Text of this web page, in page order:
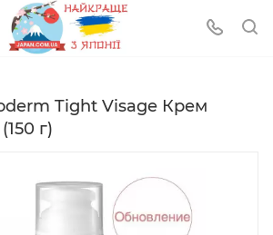
Tight Visage Крем
г)